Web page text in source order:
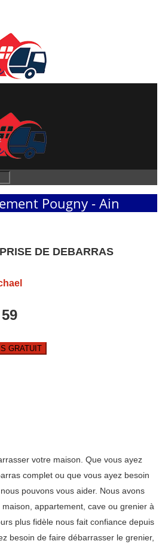
Pougny - Ain
DE DEBARRAS
GRATUIT
votre maison. Que vous ayez
complet ou que vous ayez besoin
pouvons vous aider. Nous avons
maison, appartement, cave ou grenier à
plus fidèle nous fait confiance depuis
besoin de faire débarrasser le grenier,